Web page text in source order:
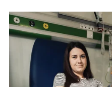
Ta sekcja zawiera treści